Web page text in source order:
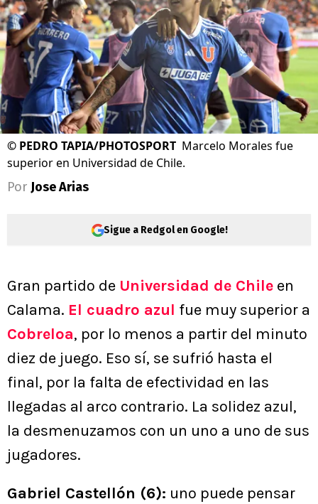
© PEDRO TAPIA/PHOTOSPORT Marcelo Morales fue
superior en Universidad de Chile.
Por Jose Arias
Sigue a Redgol en Google!
Gran partido de Universidad de Chile en
Calama. El cuadro azul fue muy superior a
Cobreloa, por lo menos a partir del minuto
diez de juego. Eso sí, se sufrió hasta el
final, por la falta de efectividad en las
llegadas al arco contrario. La solidez azul,
la desmenuzamos con un uno a uno de sus
jugadores.
Gabriel Castellón (6): uno puede pensar